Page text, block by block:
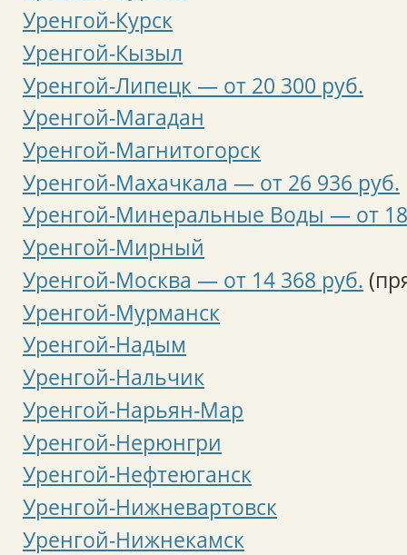
Уренгой-Курск
Уренгой-Кызыл
Уренгой-Липецк — от 20 300 руб.
Уренгой-Магадан
Уренгой-Магнитогорск
Уренгой-Махачкала — от 26 936 руб.
Уренгой-Минеральные Воды — от
Уренгой-Мирный
Уренгой-Москва — от 14 368 руб.
Уренгой-Мурманск
Уренгой-Надым
Уренгой-Нальчик
Уренгой-Нарьян-Мар
Уренгой-Нерюнгри
Уренгой-Нефтеюганск
Уренгой-Нижневартовск
Уренгой-Нижнекамск